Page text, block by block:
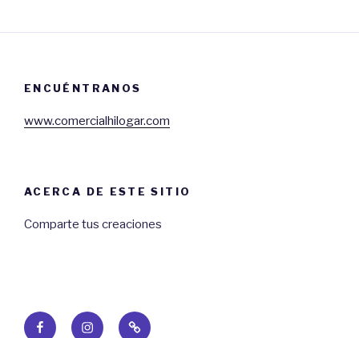
ENCUÉNTRANOS
www.comercialhilogar.com
ACERCA DE ESTE SITIO
Comparte tus creaciones
FacebookInstagramWeb